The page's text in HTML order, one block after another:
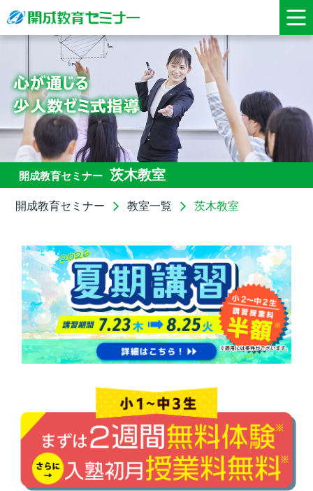
開成教育セミナー 茨木教室
開成教育セミナー 教室一覧 茨木教室